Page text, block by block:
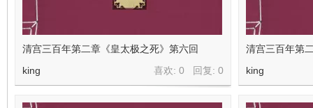
清宫三百年第二章《皇太极之死》第六回
喜欢: 0 回复: 0
king
清宫三百年第
king